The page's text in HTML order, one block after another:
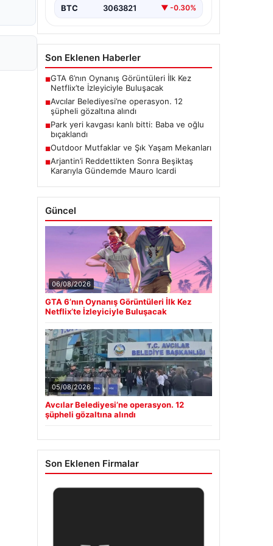
BTC 3063821 ▼ -0.30%
Son Eklenen Haberler
■GTA 6’nın Oynanış Görüntüleri İlk Kez
Netflix’te İzleyiciyle Buluşacak
■Avcılar Belediyesi’ne operasyon. 12
şüpheli gözaltına alındı
■Park yeri kavgası kanlı bitti: Baba ve oğlu
bıçaklandı
■Outdoor Mutfaklar ve Şık Yaşam Mekanları
■Arjantin’i Reddettikten Sonra Beşiktaş
Kararıyla Gündemde Mauro Icardi
Güncel
06/08/2026
GTA 6’nın Oynanış Görüntüleri İlk Kez
Netflix’te İzleyiciyle Buluşacak
05/08/2026
Avcılar Belediyesi’ne operasyon. 12
şüpheli gözaltına alındı
Son Eklenen Firmalar